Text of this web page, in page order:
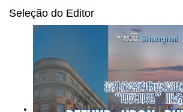
Seleção do Editor